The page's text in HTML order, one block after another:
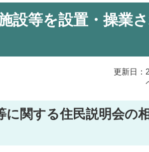
設等を設置・操業
更新日：
に関する住民説明会の